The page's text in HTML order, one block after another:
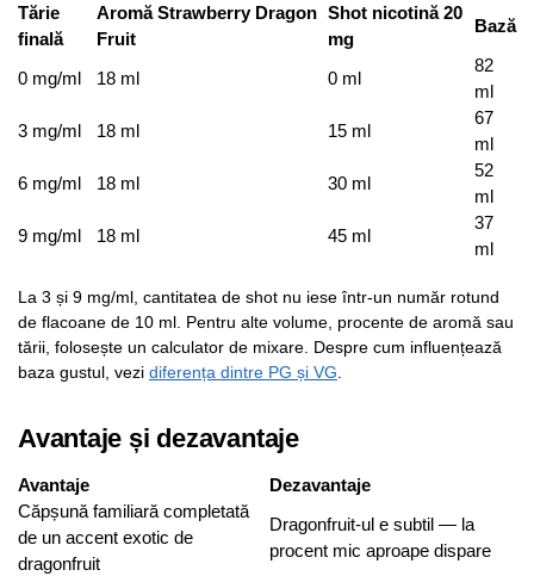
Tărie
finală
Aromă Strawberry Dragon
Fruit
Shot nicotină 20
mg
Bază
0 mg/ml 18 ml 0 ml
82
ml
3 mg/ml
18 ml 15 ml
67
ml
6 mg/ml
18 ml 30 ml
52
ml
9 mg/ml
18 ml 45 ml
37
ml
La 3 și 9 mg/ml, cantitatea de shot nu iese într-un număr rotund
de flacoane de 10 ml. Pentru alte volume, procente de aromă sau
tării, folosește un calculator de mixare. Despre cum influențează
baza gustul, vezi diferența dintre PG și VG
Avantaje și dezavantaje
Avantaje
Dezavantaje
Căpșună familiară completată
de un accent exotic de
dragonfruit
Dragonfruit-ul e subtil — la
procent mic aproape dispare